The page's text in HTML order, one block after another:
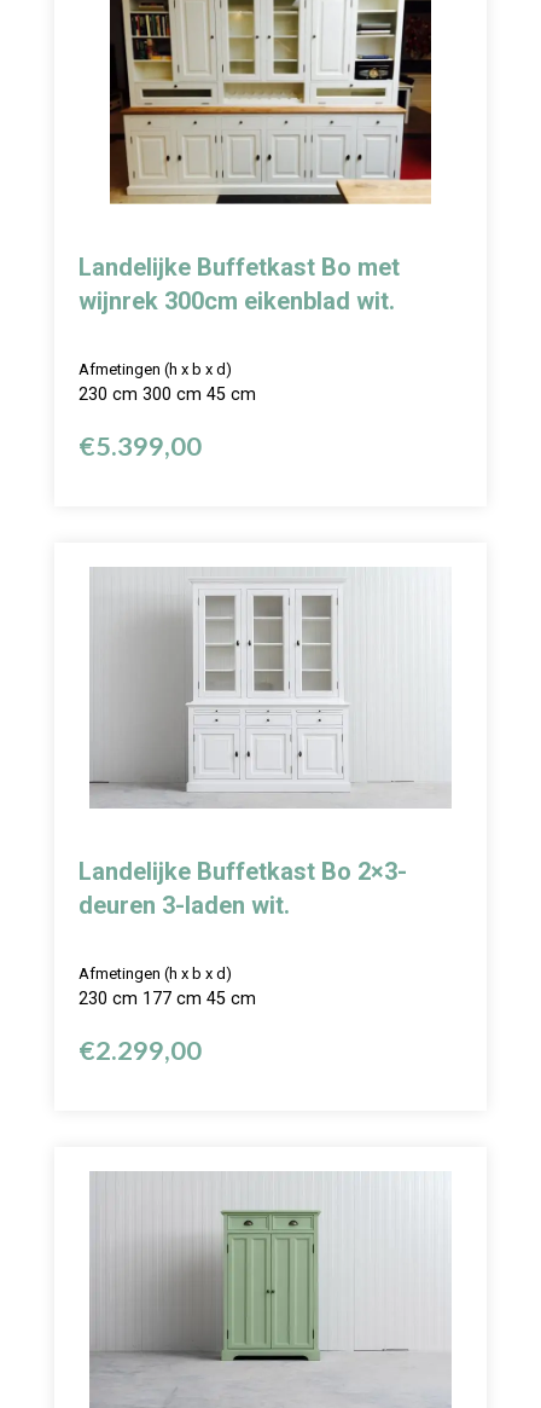
Landelijke Buffetkast Bo met
wijnrek 300cm eikenblad wit.
Afmetingen (h x b x d)
230 cm 300 cm 45 cm
€5.399,00
Landelijke Buffetkast Bo 2×3-
deuren 3-laden wit.
Afmetingen (h x b x d)
230 cm 177 cm 45 cm
€2.299,00